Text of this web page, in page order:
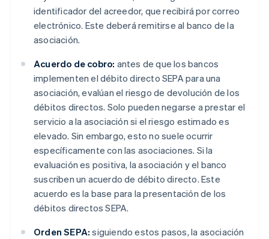
identificador del acreedor, que recibirá por correo
electrónico. Este deberá remitirse al banco de la
asociación.
Acuerdo de cobro: antes de que los bancos
implementen el débito directo SEPA para una
asociación, evalúan el riesgo de devolución de los
débitos directos. Solo pueden negarse a prestar el
servicio a la asociación si el riesgo estimado es
elevado. Sin embargo, esto no suele ocurrir
específicamente con las asociaciones. Si la
evaluación es positiva, la asociación y el banco
suscriben un acuerdo de débito directo. Este
acuerdo es la base para la presentación de los
débitos directos SEPA.
Orden SEPA: siguiendo estos pasos, la asociación